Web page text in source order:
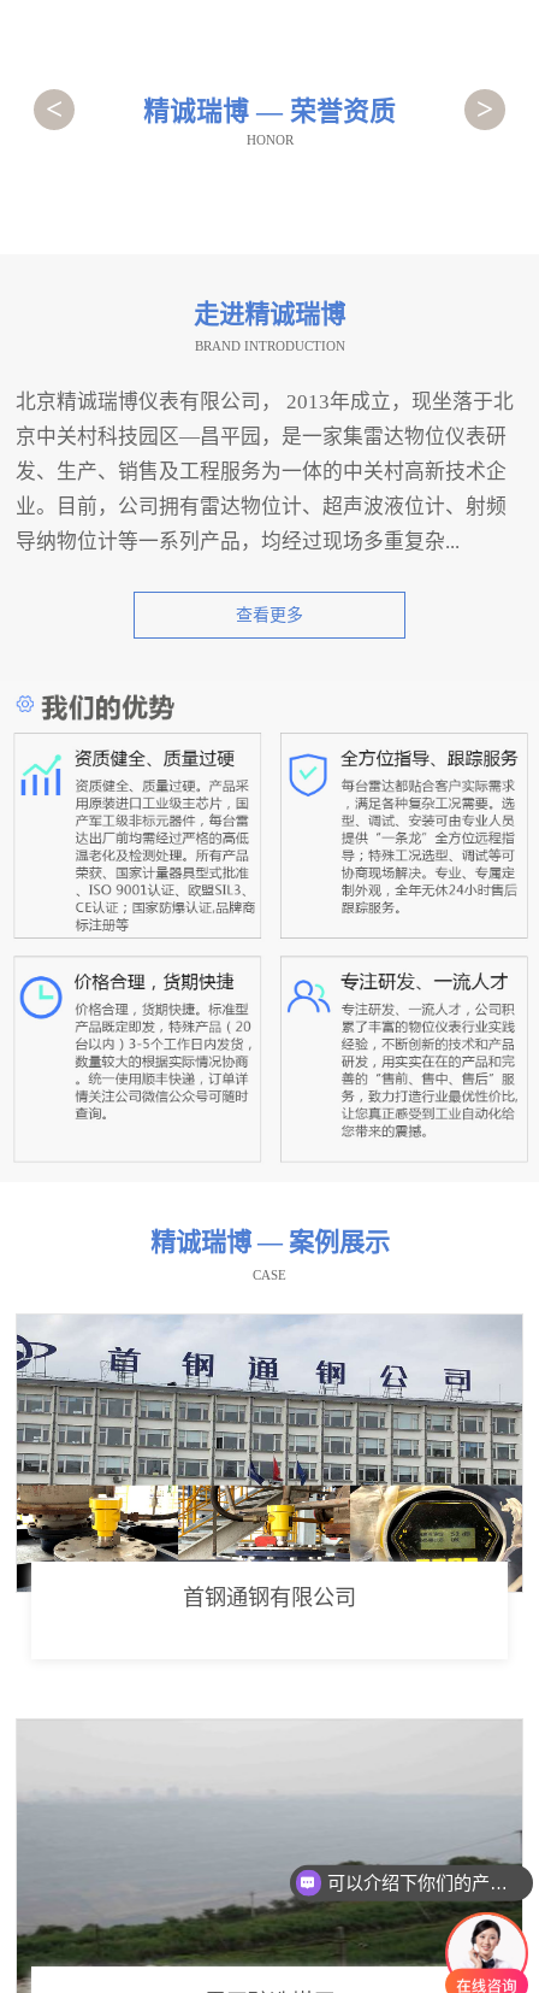
精诚瑞博 — 荣誉资质
HONOR
< >
走进精诚瑞博
BRAND INTRODUCTION
北京精诚瑞博仪表有限公司， 2013年成立，现坐落于北
京中关村科技园区—昌平园，是一家集雷达物位仪表研
发、生产、销售及工程服务为一体的中关村高新技术企
业。目前，公司拥有雷达物位计、超声波液位计、射频
导纳物位计等一系列产品，均经过现场多重复杂...
查看更多
精诚瑞博 — 案例展示
CASE
首钢通钢有限公司
可以介绍下你们的产品么